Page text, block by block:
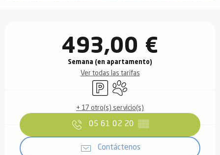
493,00 €
Semana (en apartamento)
Ver todas las tarifas
AparcamientoSe aceptan animales
+ 17 otro(s) servicio(s)
05 61 02 20 ▒▒
Contáctenos